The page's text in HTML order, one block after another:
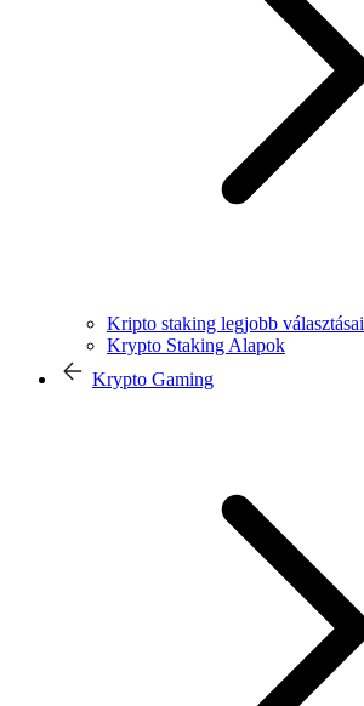
Kripto staking legjobb választásai
Krypto Staking Alapok
Krypto Gaming